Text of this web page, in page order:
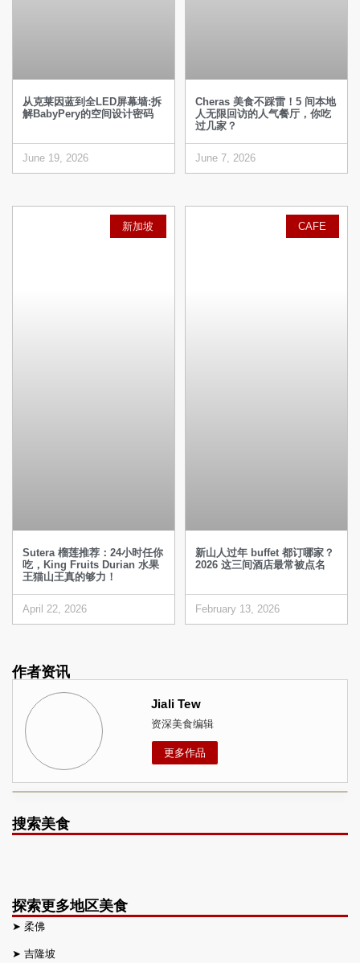
从克莱因蓝到全LED屏幕墙:拆
解BabyPery的空间设计密码
June 19, 2026
Cheras 美食不踩雷！5 间本地
人无限回访的人气餐厅，你吃
过几家？
June 7, 2026
新加坡
Sutera 榴莲推荐：24小时任你
吃，King Fruits Durian 水果
王猫山王真的够力！
April 22, 2026
CAFE
新山人过年 buffet 都订哪家？
2026 这三间酒店最常被点名
February 13, 2026
作者资讯
Jiali Tew
资深美食编辑
更多作品
搜索美食
探索更多地区美食
➤ 柔佛
➤ 吉隆坡